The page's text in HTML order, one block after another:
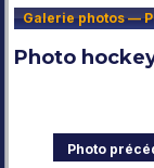
Galerie photos —
Photo
Photo